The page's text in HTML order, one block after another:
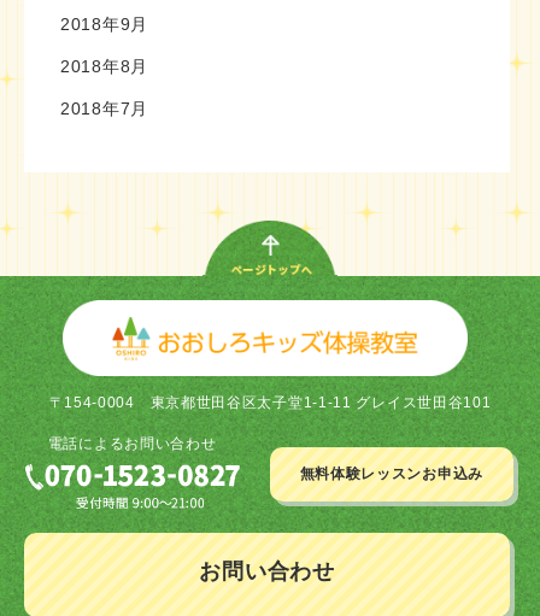
2018年9月
2018年8月
2018年7月
〒154-0004東京都世田谷区太子堂1-1-11 グレイス世田谷101
電話によるお問い合わせ
無料体験レッスンお申込み
お問い合わせ